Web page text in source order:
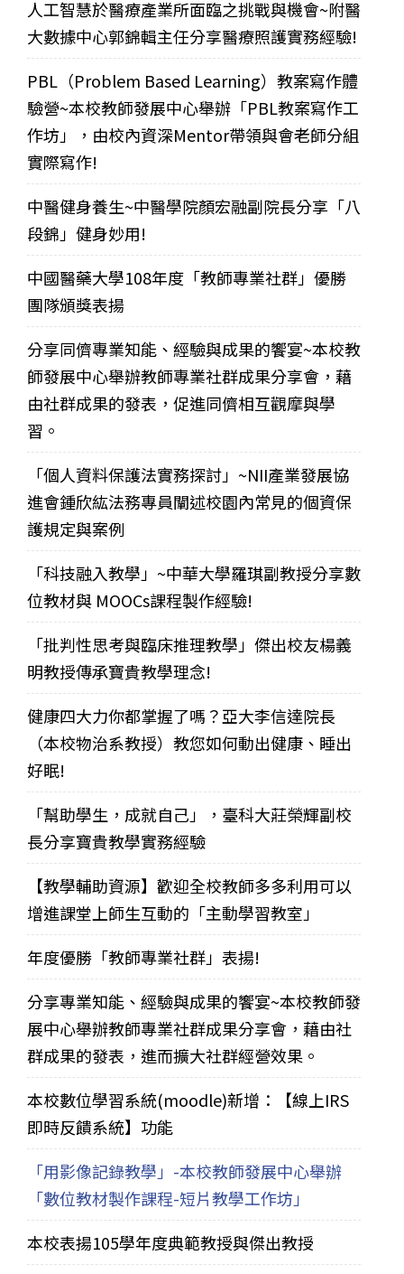
人工智慧於醫療產業所面臨之挑戰與機會~附醫
大數據中心郭錦輯主任分享醫療照護實務經驗!
PBL（Problem Based Learning）教案寫作體
驗營~本校教師發展中心舉辦「PBL教案寫作工
作坊」，由校內資深Mentor帶領與會老師分組
實際寫作!
中醫健身養生~中醫學院顏宏融副院長分享「八
段錦」健身妙用!
中國醫藥大學108年度「教師專業社群」優勝
團隊頒獎表揚
分享同儕專業知能、經驗與成果的饗宴~本校教
師發展中心舉辦教師專業社群成果分享會，藉
由社群成果的發表，促進同儕相互觀摩與學
習。
「個人資料保護法實務探討」~NII產業發展協
進會鍾欣紘法務專員闡述校園內常見的個資保
護規定與案例
「科技融入教學」~中華大學羅琪副教授分享數
位教材與 MOOCs課程製作經驗!
「批判性思考與臨床推理教學」傑出校友楊義
明教授傳承寶貴教學理念!
健康四大力你都掌握了嗎？亞大李信達院長
（本校物治系教授）教您如何動出健康、睡出
好眠!
「幫助學生，成就自己」，臺科大莊榮輝副校
長分享寶貴教學實務經驗
【教學輔助資源】歡迎全校教師多多利用可以
增進課堂上師生互動的「主動學習教室」
年度優勝「教師專業社群」表揚!
分享專業知能、經驗與成果的饗宴~本校教師發
展中心舉辦教師專業社群成果分享會，藉由社
群成果的發表，進而擴大社群經營效果。
本校數位學習系統(moodle)新增：【線上IRS
即時反饋系統】功能
「用影像記錄教學」-本校教師發展中心舉辦
「數位教材製作課程-短片教學工作坊」
本校表揚105學年度典範教授與傑出教授